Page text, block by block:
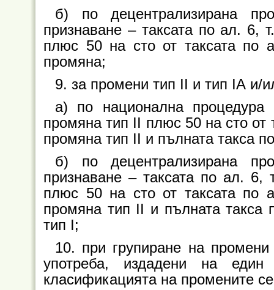
б) по децентрализирана
признаване – таксата по ал. 6,
плюс 50 на сто от таксата по
промяна;
9. за промени тип II и тип IА и/
а) по национална
промяна тип ІІ плюс 50 на сто
промяна тип ІІ и пълната такса
б) по децентрализирана
признаване – таксата по ал. 6,
плюс 50 на сто от таксата по
промяна тип ІІ и пълната
тип І;
10. при групиране на
употреба, издадени на
класификацията на промените